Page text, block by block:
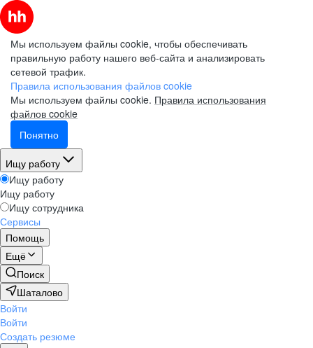
Мы используем файлы cookie, чтобы обеспечивать
правильную работу нашего веб-сайта и анализировать
сетевой трафик.
Правила использования файлов cookie
Мы используем файлы cookie. Правила использования
файлов cookie
Понятно
Ищу работу
Ищу работу
Ищу работу
Ищу сотрудника
Сервисы
Помощь
Ещё
Поиск
Шаталово
Войти
Войти
Создать резюме